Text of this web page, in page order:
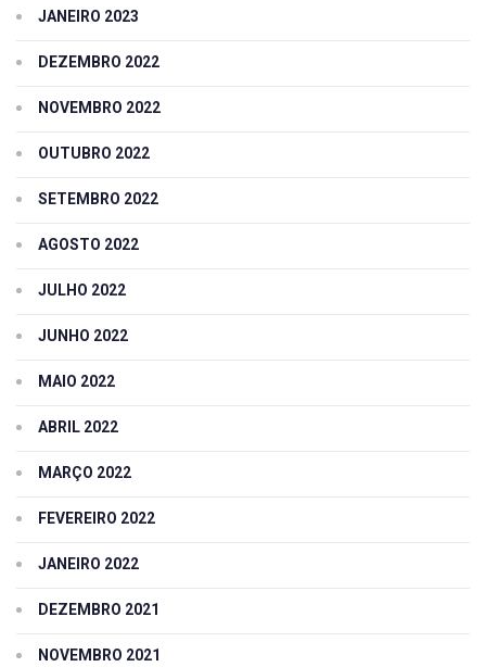
JANEIRO 2023
DEZEMBRO 2022
NOVEMBRO 2022
OUTUBRO 2022
SETEMBRO 2022
AGOSTO 2022
JULHO 2022
JUNHO 2022
MAIO 2022
ABRIL 2022
MARÇO 2022
FEVEREIRO 2022
JANEIRO 2022
DEZEMBRO 2021
NOVEMBRO 2021